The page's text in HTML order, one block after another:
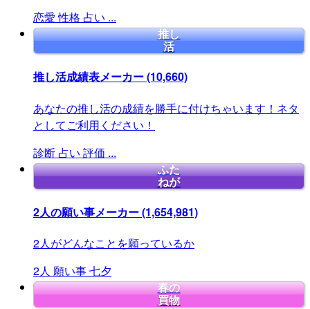
恋愛 性格 占い ...
推し
活
推し活成績表メーカー(10,660)
あなたの推し活の成績を勝手に付けちゃいます！ネタ
としてご利用ください！
診断 占い 評価 ...
ふた
ねが
2人の願い事メーカー(1,654,981)
2人がどんなことを願っているか
2人 願い事七夕
春の
買物